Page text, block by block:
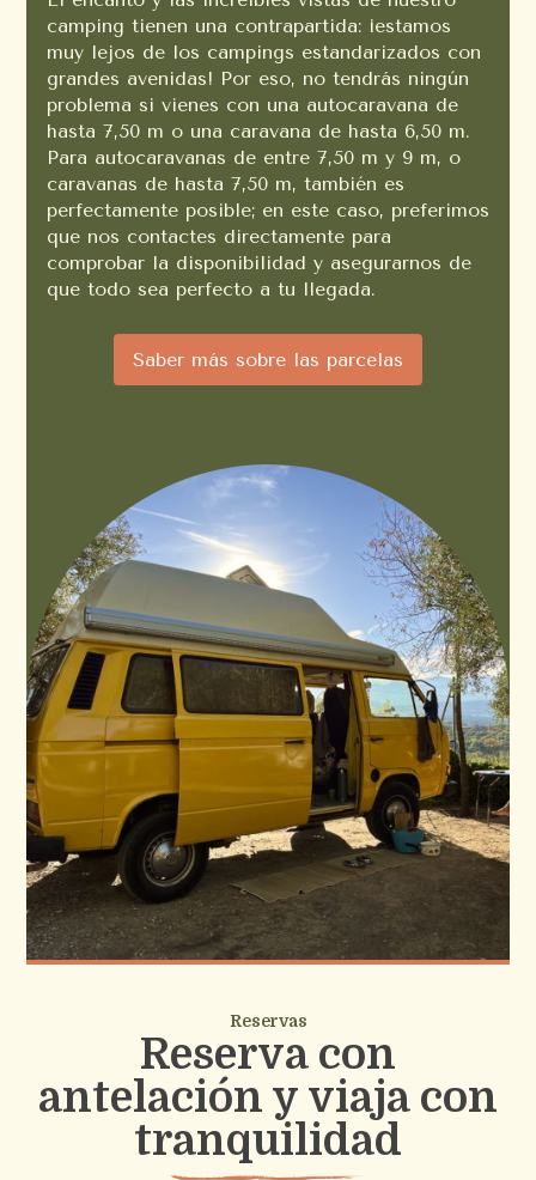
camping tienen una contrapartida: ¡estamos
muy lejos de los campings estandarizados con
grandes avenidas! Por eso, no tendrás ningún
problema si vienes con una autocaravana de
hasta 7,50 m o una caravana de hasta 6,50 m.
Para autocaravanas de entre 7,50 m y 9 m, o
caravanas de hasta 7,50 m, también es
perfectamente posible; en este caso, preferimos
que nos contactes directamente para
comprobar la disponibilidad y asegurarnos de
que todo sea perfecto a tu llegada.
Saber más sobre las parcelas
Reservas
Reserva con
antelación y viaja con
tranquilidad